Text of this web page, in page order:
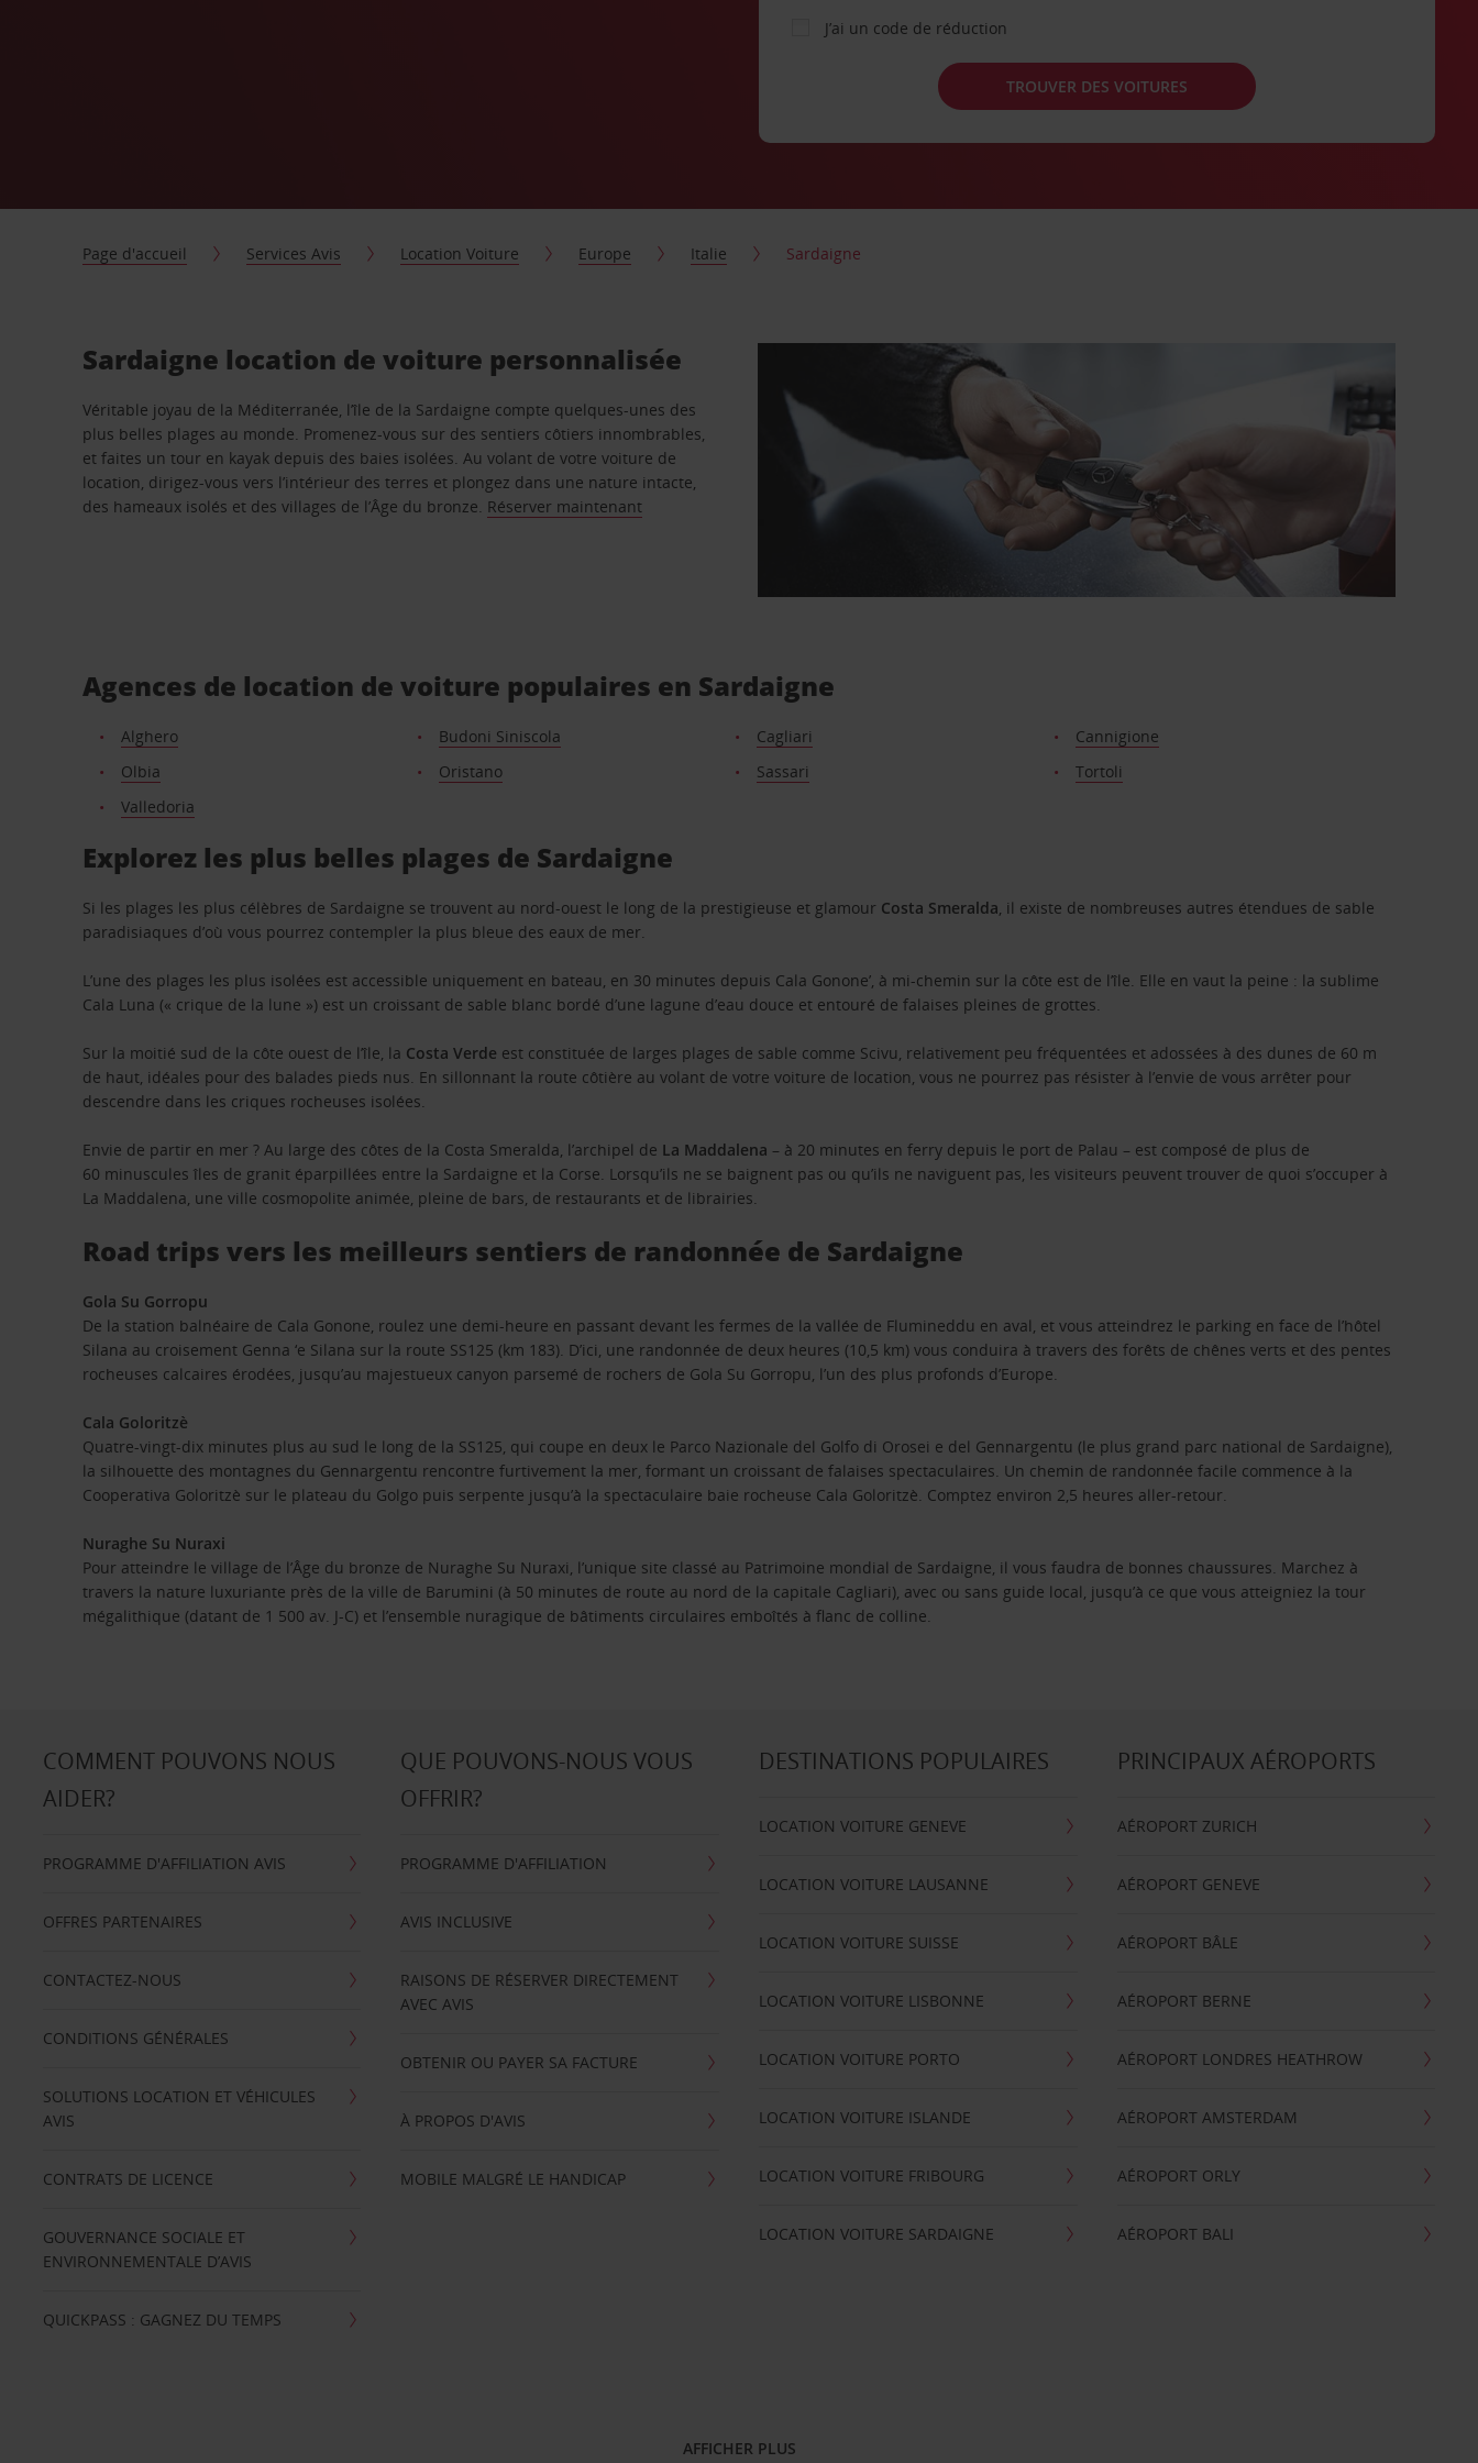
J’ai un code de réduction
TROUVER DES VOITURES
Page d'accueil Services Avis Location Voiture Europe Italie Sardaigne
Sardaigne location de voiture personnalisée
Véritable joyau de la Méditerranée, l’île de la Sardaigne compte quelques-unes des
plus belles plages au monde. Promenez-vous sur des sentiers côtiers innombrables,
et faites un tour en kayak depuis des baies isolées. Au volant de votre voiture de
location, dirigez-vous vers l’intérieur des terres et plongez dans une nature intacte,
des hameaux isolés et des villages de l’Âge du bronze. Réserver maintenant
Agences de location de voiture populaires en Sardaigne
Alghero Budoni Siniscola Cagliari
Cannigione
Olbia
Oristano Sassari
Tortoli
Valledoria
Explorez les plus belles plages de Sardaigne
Si les plages les plus célèbres de Sardaigne se trouvent au nord-ouest le long de la prestigieuse et glamour Costa Smeralda, il existe de nombreuses autres étendues de sable
paradisiaques d’où vous pourrez contempler la plus bleue des eaux de mer.
L’une des plages les plus isolées est accessible uniquement en bateau, en 30 minutes depuis Cala Gonone’, à mi-chemin sur la côte est de l’île. Elle en vaut la peine : la sublime
Cala Luna (« crique de la lune ») est un croissant de sable blanc bordé d’une lagune d’eau douce et entouré de falaises pleines de grottes.
Sur la moitié sud de la côte ouest de l’île, la Costa Verde est constituée de larges plages de sable comme Scivu, relativement peu fréquentées et adossées à des dunes de 60 m
de haut, idéales pour des balades pieds nus. En sillonnant la route côtière au volant de votre voiture de location, vous ne pourrez pas résister à l’envie de vous arrêter pour
descendre dans les criques rocheuses isolées.
Envie de partir en mer ? Au large des côtes de la Costa Smeralda, l’archipel de La Maddalena – à 20 minutes en ferry depuis le port de Palau – est composé de plus de
60 minuscules îles de granit éparpillées entre la Sardaigne et la Corse. Lorsqu’ils ne se baignent pas ou qu’ils ne naviguent pas, les visiteurs peuvent trouver de quoi s’occuper à
La Maddalena, une ville cosmopolite animée, pleine de bars, de restaurants et de librairies.
Road trips vers les meilleurs sentiers de randonnée de Sardaigne
Gola Su Gorropu
De la station balnéaire de Cala Gonone, roulez une demi-heure en passant devant les fermes de la vallée de Flumineddu en aval, et vous atteindrez le parking en face de l’hôtel
Silana au croisement Genna ‘e Silana sur la route SS125 (km 183). D’ici, une randonnée de deux heures (10,5 km) vous conduira à travers des forêts de chênes verts et des pentes
rocheuses calcaires érodées, jusqu’au majestueux canyon parsemé de rochers de Gola Su Gorropu, l’un des plus profonds d’Europe.
Cala Goloritzè
Quatre-vingt-dix minutes plus au sud le long de la SS125, qui coupe en deux le Parco Nazionale del Golfo di Orosei e del Gennargentu (le plus grand parc national de Sardaigne),
la silhouette des montagnes du Gennargentu rencontre furtivement la mer, formant un croissant de falaises spectaculaires. Un chemin de randonnée facile commence à la
Cooperativa Goloritzè sur le plateau du Golgo puis serpente jusqu’à la spectaculaire baie rocheuse Cala Goloritzè. Comptez environ 2,5 heures aller-retour.
Nuraghe Su Nuraxi
Pour atteindre le village de l’Âge du bronze de Nuraghe Su Nuraxi, l’unique site classé au Patrimoine mondial de Sardaigne, il vous faudra de bonnes chaussures. Marchez à
travers la nature luxuriante près de la ville de Barumini (à 50 minutes de route au nord de la capitale Cagliari), avec ou sans guide local, jusqu’à ce que vous atteigniez la tour
mégalithique (datant de 1 500 av. J-C) et l’ensemble nuragique de bâtiments circulaires emboîtés à flanc de colline.
COMMENT POUVONS NOUS
AIDER?
PROGRAMME D'AFFILIATION AVIS
OFFRES PARTENAIRES
CONTACTEZ-NOUS
CONDITIONS GÉNÉRALES
SOLUTIONS LOCATION ET VÉHICULES
AVIS
CONTRATS DE LICENCE
GOUVERNANCE SOCIALE ET
ENVIRONNEMENTALE D’AVIS
QUICKPASS : GAGNEZ DU TEMPS
QUE POUVONS-NOUS VOUS
OFFRIR?
PROGRAMME D'AFFILIATION
AVIS INCLUSIVE
RAISONS DE RÉSERVER DIRECTEMENT
AVEC AVIS
OBTENIR OU PAYER SA FACTURE
À PROPOS D'AVIS
MOBILE MALGRÉ LE HANDICAP
DESTINATIONS POPULAIRES
LOCATION VOITURE GENEVE
LOCATION VOITURE LAUSANNE
LOCATION VOITURE SUISSE
LOCATION VOITURE LISBONNE
LOCATION VOITURE PORTO
LOCATION VOITURE ISLANDE
LOCATION VOITURE FRIBOURG
LOCATION VOITURE SARDAIGNE
PRINCIPAUX AÉROPORTS
AÉROPORT ZURICH
AÉROPORT GENEVE
AÉROPORT BÂLE
AÉROPORT BERNE
AÉROPORT LONDRES HEATHROW
AÉROPORT AMSTERDAM
AÉROPORT ORLY
AÉROPORT BALI
AFFICHER PLUS